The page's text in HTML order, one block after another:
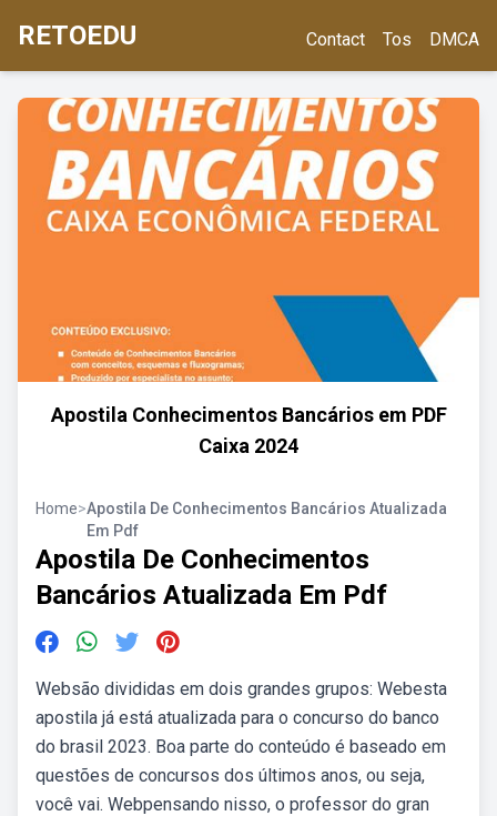
RETOEDU Contact Tos DMCA
Apostila Conhecimentos Bancários em PDF
Caixa 2024
Home>Apostila De Conhecimentos Bancários Atualizada
Em Pdf
Apostila De Conhecimentos
Bancários Atualizada Em Pdf
Websão divididas em dois grandes grupos: Webesta
apostila já está atualizada para o concurso do banco
do brasil 2023. Boa parte do conteúdo é baseado em
questões de concursos dos últimos anos, ou seja,
você vai. Webpensando nisso, o professor do gran